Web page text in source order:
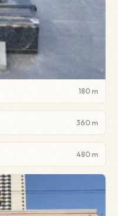
180 m
360 m
480 m